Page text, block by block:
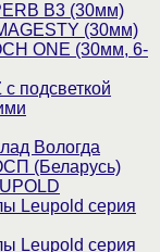
B3 (30мм)
(30мм)
ONE (30мм, 6-
подсветкой
Вологда
(Беларусь)
Leupold серия
Leupold серия